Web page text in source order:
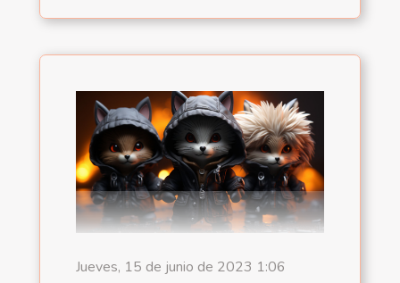
Jueves, 15 de junio de 2023 1:06